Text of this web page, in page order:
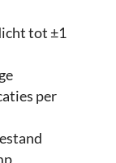
tot ±1
per